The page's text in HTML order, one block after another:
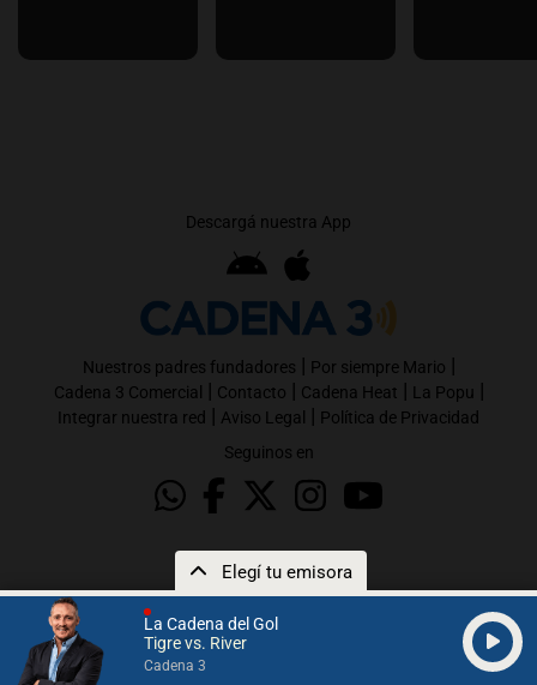
La Cadena del Gol
Tigre vs. River
Cadena 3
Elegí tu emisora
Descargá nuestra App
Nuestros padres fundadores | Por siempre Mario |
Cadena 3 Comercial | Contacto | Cadena Heat | La Popu |
Integrar nuestra red | Aviso Legal | Política de Privacidad
Seguinos en